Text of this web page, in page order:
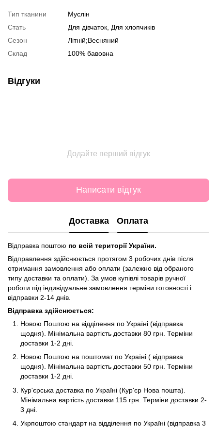
Тип тканини
Муслін
Стать
Для дівчаток, Для хлопчиків
Сезон
Літній;Весняний
Склад
100% бавовна
Відгуки
Додайте перший відгук
Написати відгук
Доставка Оплата
Відправка поштою по всій території України.
Відправлення здійснюється протягом 3 робочих днів після
отримання замовлення або оплати (залежно від обраного
типу доставки та оплати). За умов купівлі товарів ручної
роботи під індивідуальне замовлення терміни готовності і
відправки 2-14 днів.
Відправка здійснюється:
Новою Поштою на відділення по Україні (відправка
щодня). Мінімальна вартість доставки 80 грн. Терміни
доставки 1-2 дні.
Новою Поштою на поштомат по Україні ( відправка
щодня). Мінімальна вартість доставки 50 грн. Терміни
доставки 1-2 дні.
Кур'єрська доставка по Україні (Кур'єр Нова пошта).
Мінімальна вартість доставки 115 грн. Терміни доставки 2-
3 дні.
Укрпоштою стандарт на відділення по Україні (відправка 3